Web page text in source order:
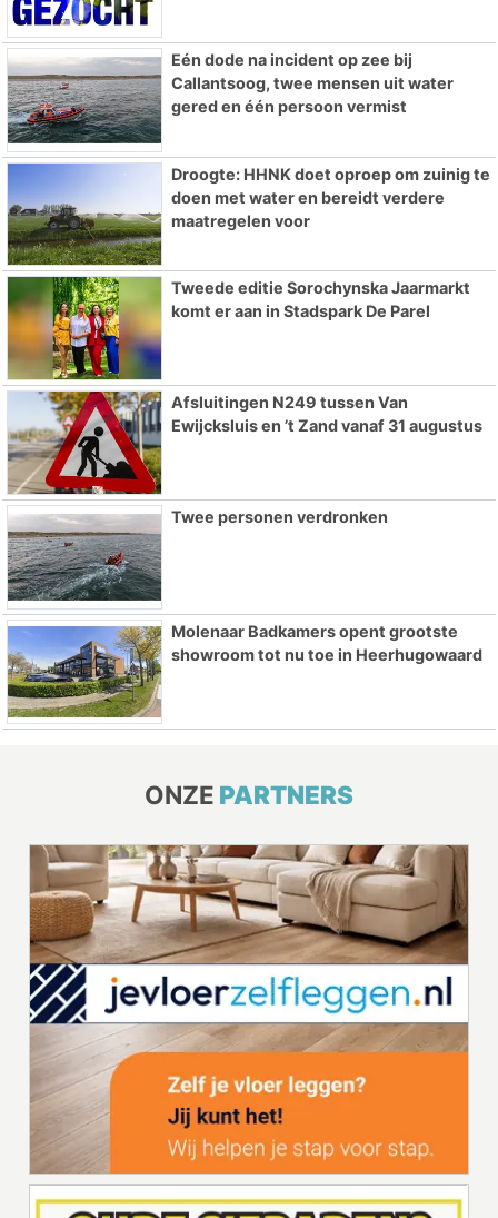
Eén dode na incident op zee bij
Callantsoog, twee mensen uit water
gered en één persoon vermist
Droogte: HHNK doet oproep om zuinig te
doen met water en bereidt verdere
maatregelen voor
Tweede editie Sorochynska Jaarmarkt
komt er aan in Stadspark De Parel
Afsluitingen N249 tussen Van
Ewijcksluis en ’t Zand vanaf 31 augustus
Twee personen verdronken
Molenaar Badkamers opent grootste
showroom tot nu toe in Heerhugowaard
ONZE PARTNERS